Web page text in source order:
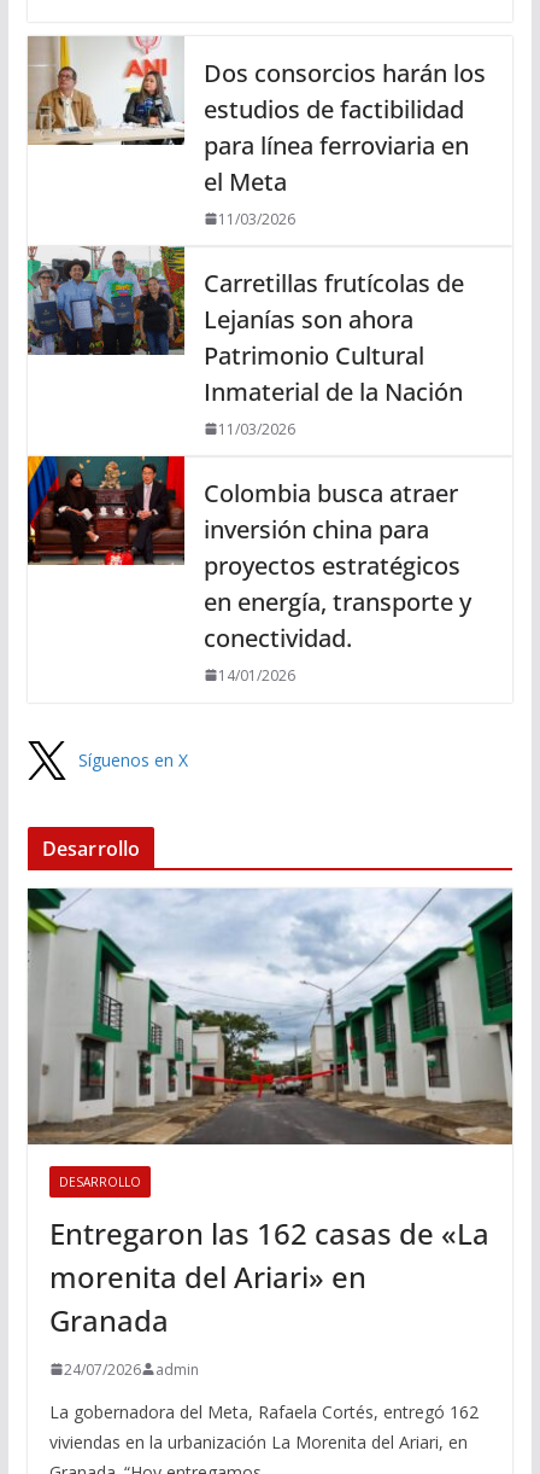
Dos consorcios harán los
estudios de factibilidad
para línea ferroviaria en
el Meta
11/03/2026
Carretillas frutícolas de
Lejanías son ahora
Patrimonio Cultural
Inmaterial de la Nación
11/03/2026
Colombia busca atraer
inversión china para
proyectos estratégicos
en energía, transporte y
conectividad.
14/01/2026
Síguenos en X
Desarrollo
DESARROLLO
Entregaron las 162 casas de «La
morenita del Ariari» en
Granada
24/07/2026 admin
La gobernadora del Meta, Rafaela Cortés, entregó 162
viviendas en la urbanización La Morenita del Ariari, en